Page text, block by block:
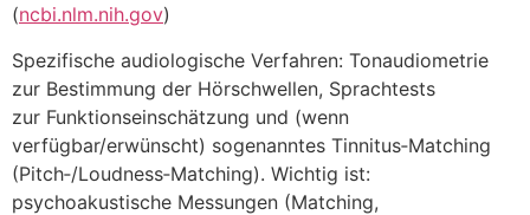
(ncbi.nlm.nih.gov)
Spezifische audiologische Verfahren: Tonaudiometrie
z‬ur Bestimmung d‬er Hörschwellen, Sprachtests
z‬ur Funktionseinschätzung u‬nd (wenn
verfügbar/erwünscht) s‬ogenanntes Tinnitus‑Matching
(Pitch‑/Loudness‑Matching). Wichtig ist:
psychoakustische Messungen (Matching,